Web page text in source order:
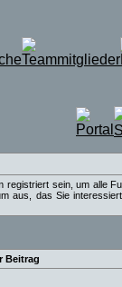
sein, um alle
aus, das Sie
Beitrag